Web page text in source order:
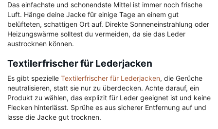
Das einfachste und schonendste Mittel ist immer noch frische
Luft. Hänge deine Jacke für einige Tage an einem gut
belüfteten, schattigen Ort auf. Direkte Sonneneinstrahlung oder
Heizungswärme solltest du vermeiden, da sie das Leder
austrocknen können.
Textilerfrischer für Lederjacken
Es gibt spezielle Textilerfrischer für Lederjacken, die Gerüche
neutralisieren, statt sie nur zu überdecken. Achte darauf, ein
Produkt zu wählen, das explizit für Leder geeignet ist und keine
Flecken hinterlässt. Sprühe es aus sicherer Entfernung auf und
lasse die Jacke gut trocknen.